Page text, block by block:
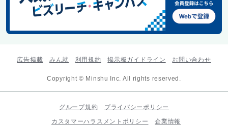
広告掲載 みん就 利用規約 掲示板ガイドライン お問い合わせ
Copyright © Minshu Inc. All rights reserved.
グループ規約
プライバシーポリシー
カスタマーハラスメントポリシー
企業情報